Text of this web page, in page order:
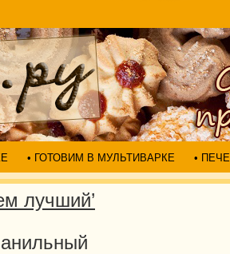
• ГОТОВИМ В МУЛЬТИВАРКЕ •
лучший’